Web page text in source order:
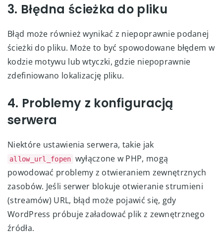
3. Błędna ścieżka do pliku
Błąd może również wynikać z niepoprawnie podanej
ścieżki do pliku. Może to być spowodowane błędem w
kodzie motywu lub wtyczki, gdzie niepoprawnie
zdefiniowano lokalizację pliku.
4. Problemy z konfiguracją
serwera
Niektóre ustawienia serwera, takie jak
allow_url_fopen wyłączone w PHP, mogą
powodować problemy z otwieraniem zewnętrznych
zasobów. Jeśli serwer blokuje otwieranie strumieni
(streamów) URL, błąd może pojawić się, gdy
WordPress próbuje załadować plik z zewnętrznego
źródła.